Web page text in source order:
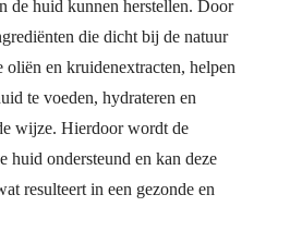
de huid kunnen herstellen. Door
die dicht bij de natuur
oliën en kruidenextracten, helpen
te voeden, hydrateren en
wijze. Hierdoor wordt de
huid ondersteund en kan deze
resulteert in een gezonde en